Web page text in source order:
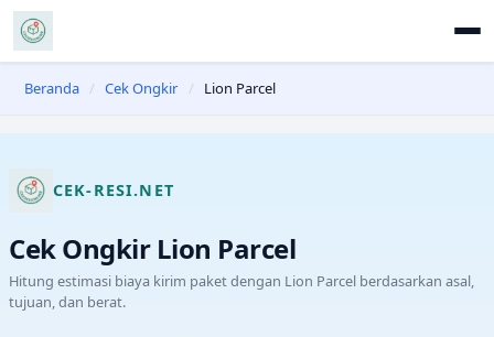
Beranda / Cek Ongkir / Lion Parcel
CEK-RESI.NET
Cek Ongkir Lion Parcel
Hitung estimasi biaya kirim paket dengan Lion Parcel berdasarkan asal,
tujuan, dan berat.